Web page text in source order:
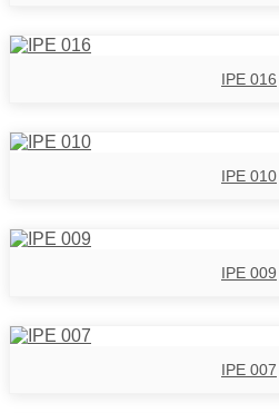
IPE 016
IPE 010
IPE 009
IPE 007